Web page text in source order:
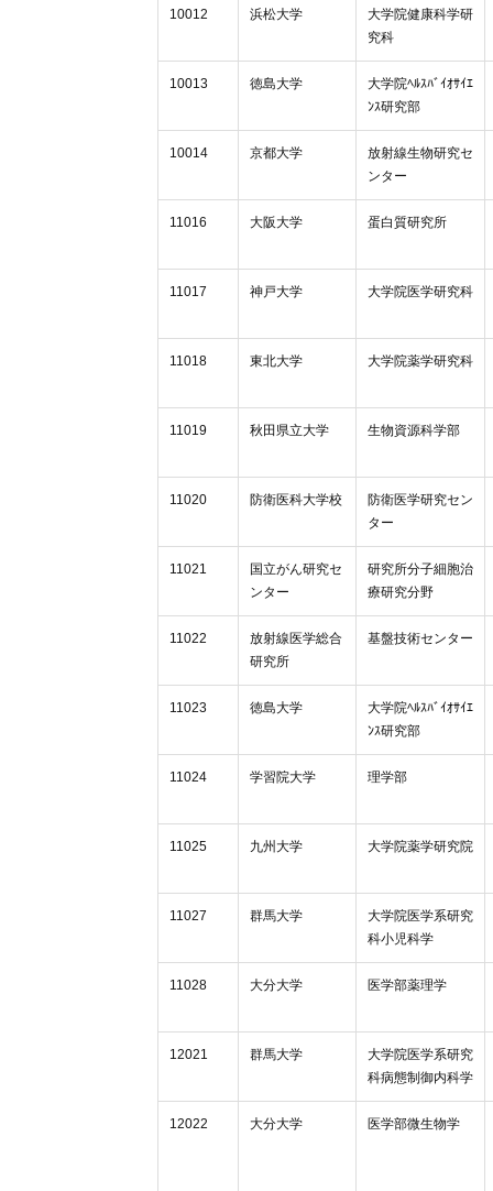
10012 浜松大学
大学院健康科学研
究科
10013 徳島大学
大学院ﾍﾙｽﾊﾞｲｵｻｲｴ
ﾝｽ研究部
10014 京都大学
放射線生物研究セ
ンター
11016 大阪大学 蛋白質研究所
11017 神戸大学 大学院医学研究科
11018 東北大学 大学院薬学研究科
11019 秋田県立大学 生物資源科学部
11020 防衛医科大学校
防衛医学研究セン
ター
11021
国立がん研究セ
ンター
研究所分子細胞治
療研究分野
11022
放射線医学総合
研究所
基盤技術センター
11023 徳島大学
大学院ﾍﾙｽﾊﾞｲｵｻｲｴ
ﾝｽ研究部
11024 学習院大学 理学部
11025 九州大学 大学院薬学研究院
11027 群馬大学
大学院医学系研究
科小児科学
11028 大分大学 医学部薬理学
12021 群馬大学
大学院医学系研究
科病態制御内科学
12022 大分大学 医学部微生物学